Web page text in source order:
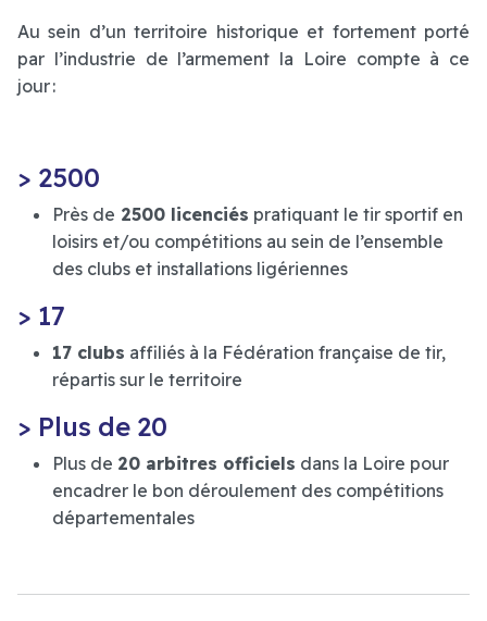
Au sein d’un territoire historique et fortement porté
par l’industrie de l’armement la Loire compte à ce
jour :
> 2500
Près de 2500 licenciés pratiquant le tir sportif en
loisirs et/ou compétitions au sein de l’ensemble
des clubs et installations ligériennes
> 17
17 clubs affiliés à la Fédération française de tir,
répartis sur le territoire
> Plus de 20
Plus de 20 arbitres officiels dans la Loire pour
encadrer le bon déroulement des compétitions
départementales